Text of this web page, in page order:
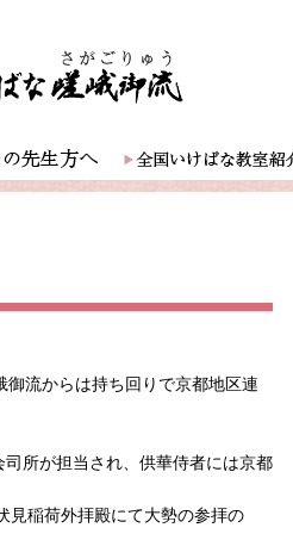
流からは持ち回りで京都地区連
所が担当され、供華侍者には京都
見稲荷外拝殿にて大勢の参拝の